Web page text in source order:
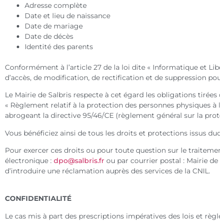
Adresse complète
Date et lieu de naissance
Date de mariage
Date de décès
Identité des parents
Conformément à l’article 27 de la loi dite « Informatique et
d’accès, de modification, de rectification et de suppression
Le Mairie de Salbris respecte à cet égard les obligations
« Règlement relatif à la protection des personnes physiques
abrogeant la directive 95/46/CE (règlement général sur la
Vous bénéficiez ainsi de tous les droits et protections issus
Pour exercer ces droits ou pour toute question sur le
électronique : dpo@salbris.fr ou par courrier postal : Mairie de
d’introduire une réclamation auprès des services de la CNIL.
CONFIDENTIALITÉ
Le cas mis à part des prescriptions impératives des lois et